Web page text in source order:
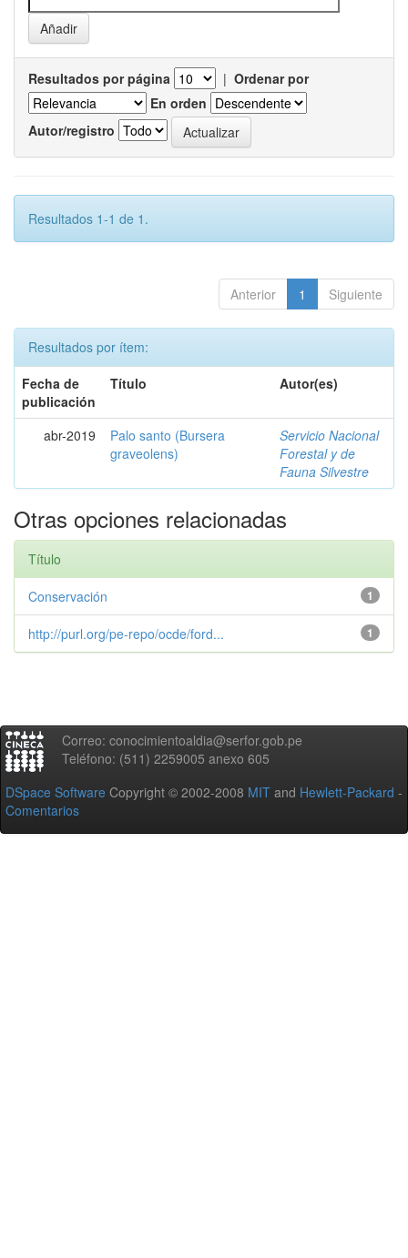
Resultados por página | Ordenar por
En orden
Autor/registro
Resultados 1-1 de 1.
Anterior 1 Siguiente
Resultados por ítem:
Fecha de
publicación
Título Autor(es)
abr-2019
Palo santo (Bursera
graveolens)
Servicio Nacional
Forestal y de
Fauna Silvestre
Otras opciones relacionadas
Título
1
Conservación
1
http://purl.org/pe-repo/ocde/ford...
Correo: conocimientoaldia@serfor.gob.pe
Teléfono: (511) 2259005 anexo 605
DSpace Software Copyright © 2002-2008 MIT and Hewlett-Packard -
Comentarios